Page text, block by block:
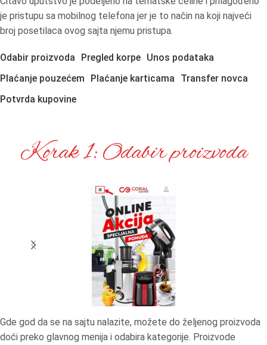
je pristupu sa mobilnog telefona jer je to način na koji najveći
broj posetilaca ovog sajta njemu pristupa.
Odabir proizvoda Pregled korpe Unos podataka
Plaćanje pouzećem
Plaćanje karticama
Transfer novca
Potvrda kupovine
Korak 1: Odabir proizvoda
Gde god da se na sajtu nalazite, možete do željenog proizvoda
doći preko glavnog menija i odabira kategorije. Proizvode